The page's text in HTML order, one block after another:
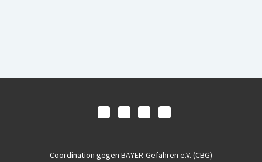
Coordination gegen BAYER-Gefahren e.V. (CBG)